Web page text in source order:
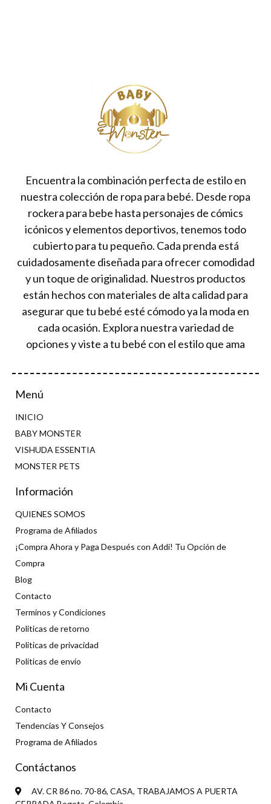
Encuentra la combinación perfecta de estilo en
nuestra colección de ropa para bebé. Desde ropa
rockera para bebe hasta personajes de cómics
icónicos y elementos deportivos, tenemos todo
cubierto para tu pequeño. Cada prenda está
cuidadosamente diseñada para ofrecer comodidad
y un toque de originalidad. Nuestros productos
están hechos con materiales de alta calidad para
asegurar que tu bebé esté cómodo ya la moda en
cada ocasión. Explora nuestra variedad de
opciones y viste a tu bebé con el estilo que ama
Menú
INICIO
BABY MONSTER
VISHUDA ESSENTIA
MONSTER PETS
Información
QUIENES SOMOS
Programa de Afiliados
¡Compra Ahora y Paga Después con Addi! Tu Opción de
Compra
Blog
Contacto
Terminos y Condiciones
Politicas de retorno
Politicas de privacidad
Políticas de envío
Mi Cuenta
Contacto
Tendencias Y Consejos
Programa de Afiliados
Contáctanos
AV. CR 86 no. 70-86, CASA, TRABAJAMOS A PUERTA